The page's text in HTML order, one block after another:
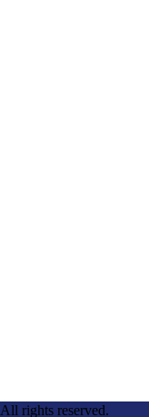
All rights reserved.